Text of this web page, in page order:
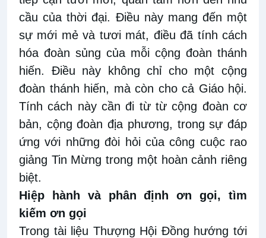
cầu của thời đại. Điều này mang đến một
sự mới mẻ và tươi mát, điều đã tính cách
hóa đoàn sủng của mỗi cộng đoàn thánh
hiến. Điều này không chỉ cho một cộng
đoàn thánh hiến, mà còn cho cả Giáo hội.
Tính cách này cần đi từ từ cộng đoàn cơ
bản, cộng đoàn địa phương, trong sự đáp
ứng với những đòi hỏi của công cuộc rao
giảng Tin Mừng trong một hoàn cảnh riêng
biệt.
Hiệp hành và phân định ơn gọi, tìm
kiếm ơn gọi
Trong tài liệu Thượng Hội Đồng hướng tới